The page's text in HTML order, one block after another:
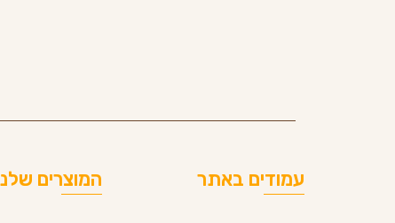
עמודים באתר המוצרים